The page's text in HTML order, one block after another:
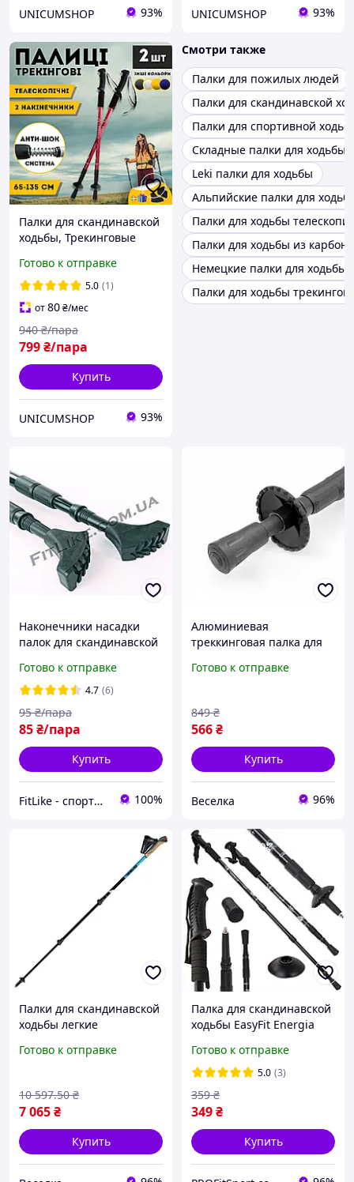
UNICUMSHOP 93% UNICUMSHOP 93%
Палки для скандинавской
ходьбы, Трекинговые
Туристические палки
Hechpro красные 3924-1
Готово к отправке
5.0 (1)
от80₴/мес
799₴/пара
940 ₴/пара
Купить
UNICUMSHOP 93%
Смотри также
Палки для пожилых людей
Палки для скандинавской
Палки для спортивной
Складные палки для ходьбы
Leki палки для ходьбы
Альпийские палки для
Палки для ходьбы
Палки для ходьбы из
Немецкие палки для ходьбы
Палки для ходьбы
Наконечники насадки
палок для скандинавской
(треккинговых палок)
Готово к отправке
4.7 (6)
85₴/пара
95 ₴/пара
Купить
FitLike - спортивний інтернет-магазин 100%
Алюминиевая
треккинговая палка для
регулируемой длиной 50-
Готово к отправке
566₴
849 ₴
Купить
Веселка 96%
Палки для скандинавской
ходьбы легкие
активного отдыха и
Готово к отправке
7 065₴
10 597.50 ₴
Купить
Палка для скандинавской
ходьбы EasyFit Energia
Готово к отправке
5.0 (3)
349₴
359 ₴
Купить